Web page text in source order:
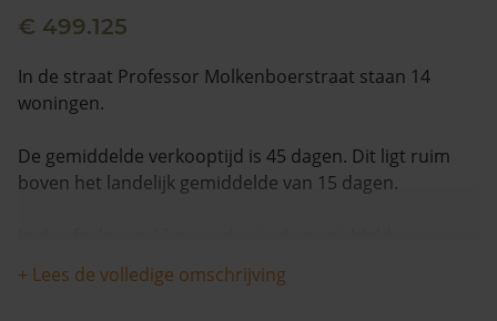
€ 499.125
In de straat Professor Molkenboerstraat staan 14
woningen.
De gemiddelde verkooptijd is 45 dagen. Dit ligt ruim
boven het landelijk gemiddelde van 15 dagen.
woningwaarde met 10,7% gestegen.
+ Lees de volledige omschrijving